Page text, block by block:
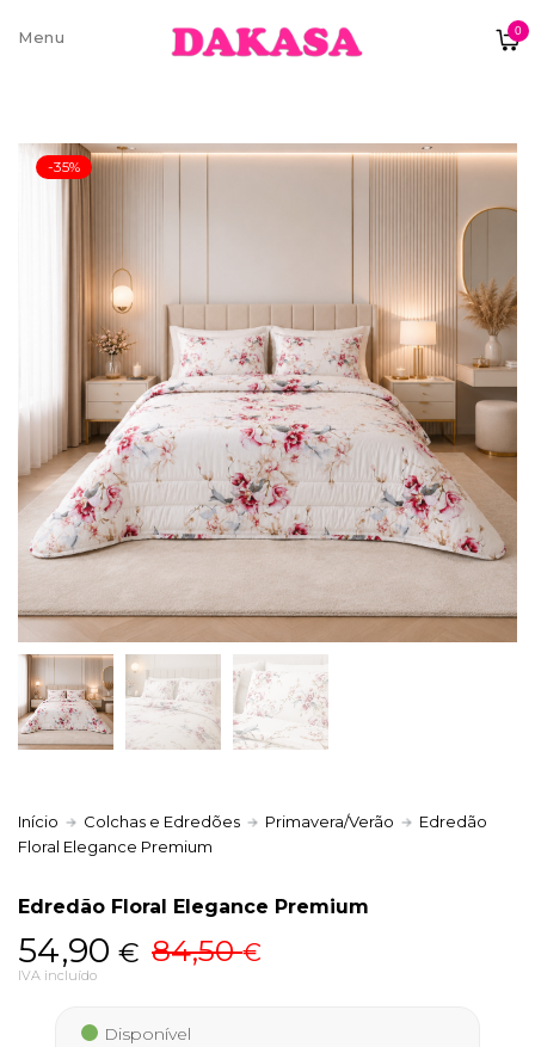
0
Sobre nós
Trocas e Devoluções
Termos e condições
Política de Privacidade
-35%
Início Colchas e Edredões Primavera/Verão
Edredão
Floral Elegance Premium
Edredão Floral Elegance Premium
84,50€
O
preço
original
54,90 €
O
preço
atual
IVA incluído
Disponível